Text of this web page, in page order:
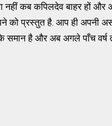
नहीं कब कपिलदेव बाहर हों और
को प्रस्तुत है. आप ही अपनी
के समान है और अब अगले पाँच